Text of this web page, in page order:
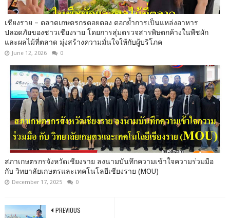
เชียงราย – ตลาดเกษตรกรดอยตอง ตอกย้ำการเป็นแหล่งอาหาร
ปลอดภัยของชาวเชียงราย โดยการสุ่มตรวจสารพิษตกค้างในพืชผัก
และผลไม้ที่ตลาด มุ่งสร้างความมั่นใจให้กับผู้บริโภค
June 12, 2026 0
สภาเกษตรกรจังหวัดเชียงราย ลงนามบันทึกความเข้าใจความร่วมมือ
กับ วิทยาลัยเกษตรและเทคโนโลยีเชียงราย (MOU)
December 17, 2025 0
PREVIOUS